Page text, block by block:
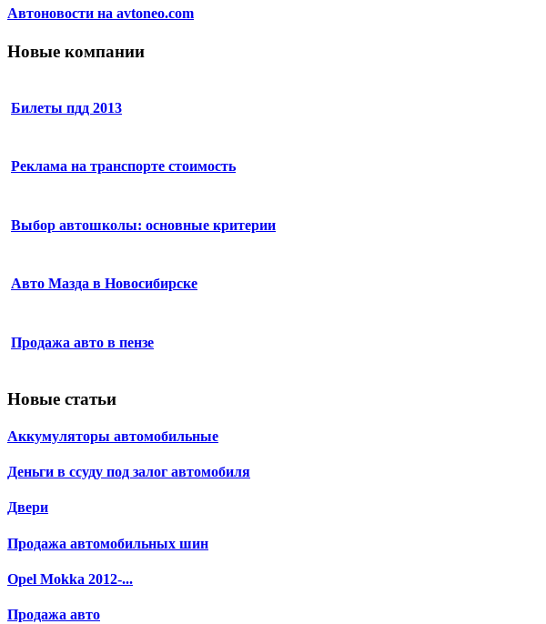
Автоновости на avtoneo.com
Новые компании
Билеты пдд 2013
Реклама на транспорте стоимость
Выбор автошколы: основные критерии
Авто Мазда в Новосибирске
Продажа авто в пензе
Новые статьи
Аккумуляторы автомобильные
Деньги в ссуду под залог автомобиля
Двери
Продажа автомобильных шин
Opel Mokka 2012-...
Продажа авто